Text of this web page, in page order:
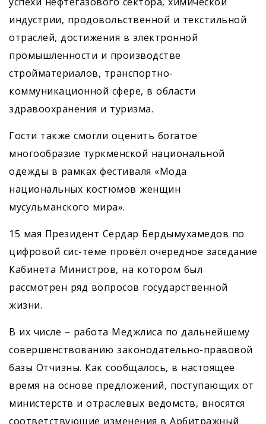
индустрии, продовольственной и текстильной
отраслей, достижения в электронной
промышленности и производстве
стройматериалов, транспортно-
коммуникационной сфере, в области
здравоохранения и туризма.
Гости также смогли оценить богатое
многообразие туркменской национальной
одежды в рамках фестиваля «Мода
национальных костюмов женщин
мусульманского мира».
15 мая Президент Сердар Бердымухамедов по
цифровой сис-теме провёл очередное заседание
Кабинета Министров, на котором был
рассмотрен ряд вопросов государственной
жизни.
В их числе – работа Меджлиса по дальнейшему
совершенствованию законодательно-правовой
базы Отчизны. Как сообщалось, в настоящее
время на основе предложений, поступающих от
министерств и отраслевых ведомств, вносятся
соответствующие изменения в Арбитражный